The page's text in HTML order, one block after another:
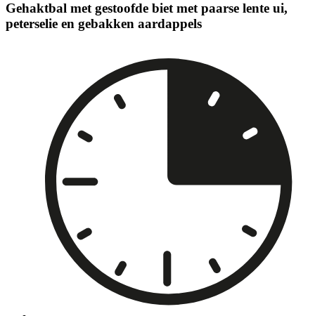
Gehaktbal met gestoofde biet met paarse lente ui,
peterselie en gebakken aardappels